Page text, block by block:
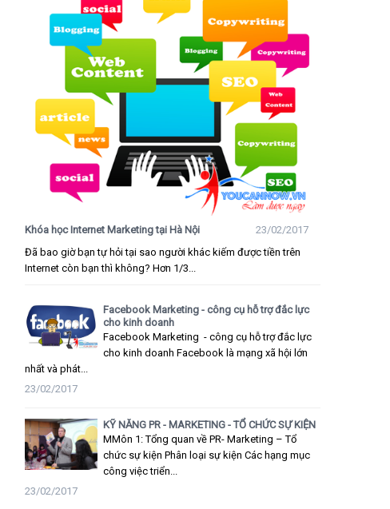
Khóa học Internet Marketing tại Hà Nội
23/02/2017
Đã bao giờ bạn tự hỏi tại sao người khác kiếm được tiền trên
Internet còn bạn thì không? Hơn 1/3...
Facebook Marketing - công cụ hỗ trợ đắc lực
cho kinh doanh
Facebook Marketing - công cụ hỗ trợ đắc lực
cho kinh doanh Facebook là mạng xã hội lớn
nhất và phát...
23/02/2017
KỸ NĂNG PR - MARKETING - TỔ CHỨC SỰ KIỆN
MMôn 1: Tổng quan về PR- Marketing – Tổ
chức sự kiện Phân loại sự kiện Các hạng mục
công việc triển...
23/02/2017